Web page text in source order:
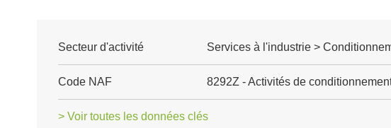
Secteur d'activité Services à l'industrie >
Code NAF 8292Z - Activités de
> Voir toutes les données clés